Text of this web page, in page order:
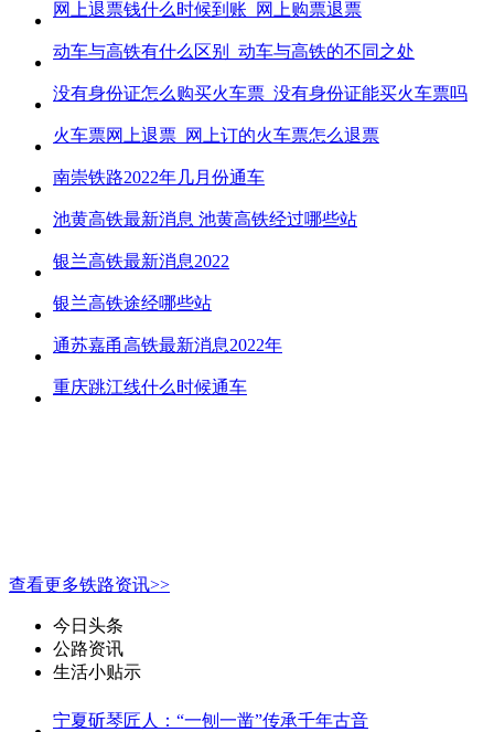
网上退票钱什么时候到账_网上购票退票
动车与高铁有什么区别_动车与高铁的不同之处
没有身份证怎么购买火车票_没有身份证能买火车票吗
火车票网上退票_网上订的火车票怎么退票
南崇铁路2022年几月份通车
池黄高铁最新消息 池黄高铁经过哪些站
银兰高铁最新消息2022
银兰高铁途经哪些站
通苏嘉甬高铁最新消息2022年
重庆跳江线什么时候通车
查看更多铁路资讯>>
今日头条
公路资讯
生活小贴示
宁夏斫琴匠人：“一刨一凿”传承千年古音